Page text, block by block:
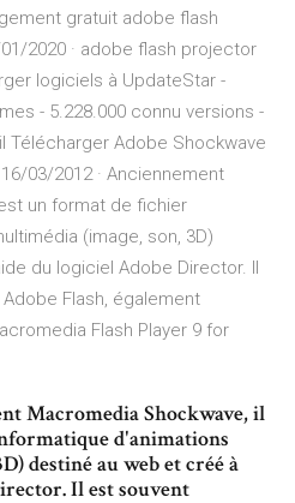
gratuit adobe flash
2020 · adobe flash projector
logiciels à UpdateStar -
- 5.228.000 connu versions -
Télécharger Adobe Shockwave
03/2012 · Anciennement
un format de fichier
(image, son, 3D)
du logiciel Adobe Director. Il
Flash, également
Flash Player 9 for
Macromedia Shockwave, il
d'animations
destiné au web et créé à
Il est souvent